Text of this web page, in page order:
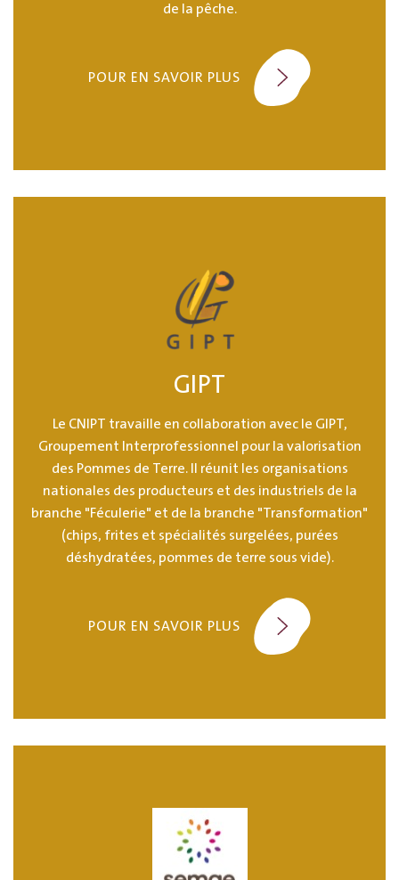
de la pêche.
POUR EN SAVOIR PLUS
GIPT
Le CNIPT travaille en collaboration avec le GIPT,
Groupement Interprofessionnel pour la valorisation
des Pommes de Terre. Il réunit les organisations
nationales des producteurs et des industriels de la
branche "Féculerie" et de la branche "Transformation"
(chips, frites et spécialités surgelées, purées
déshydratées, pommes de terre sous vide).
POUR EN SAVOIR PLUS